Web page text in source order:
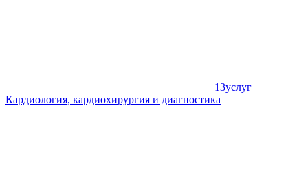
13услуг
Кардиология, кардиохирургия и диагностика